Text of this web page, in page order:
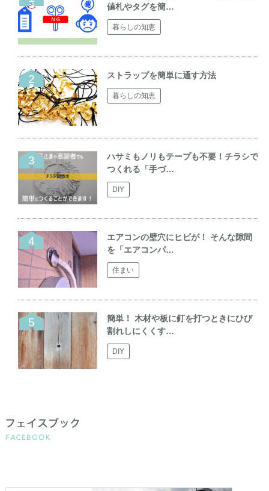
値札やタグを簡…
暮らしの知恵
ストラップを簡単に通す方法
暮らしの知恵
ハサミもノリもテープも不要！チラシで
つくれる「手づ…
DIY
エアコンの壁穴にヒビが！ そんな隙間
を「エアコンパ…
住まい
簡単！ 木材や板に釘を打つときにひび
割れしにくくす…
DIY